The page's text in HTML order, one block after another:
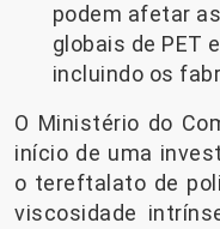
podem afetar
globais de PET
incluindo os
O Ministério do
início de uma
o tereftalato de
viscosidade